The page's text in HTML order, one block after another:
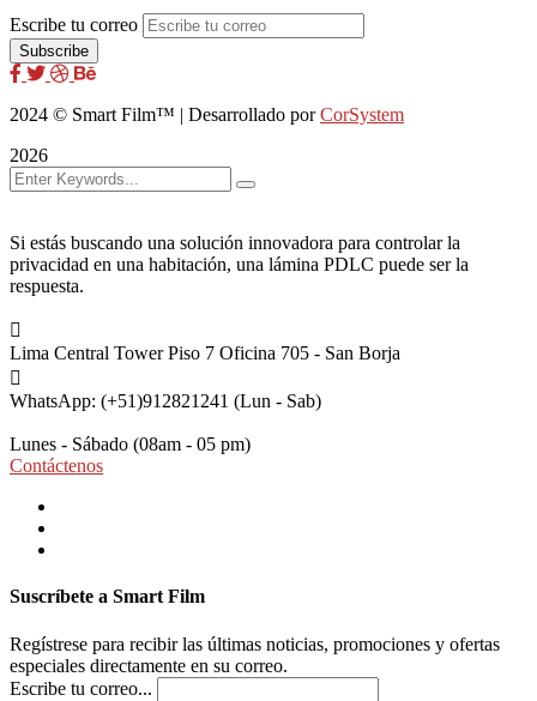
Escribe tu correo
2024 © Smart Film™ | Desarrollado porCorSystem
2026
Si estás buscando una solución innovadora para controlar la
privacidad en una habitación, una lámina PDLC puede ser la
respuesta.
Lima Central Tower Piso 7 Oficina 705 - San Borja
WhatsApp: (+51)912821241 (Lun - Sab)
Lunes - Sábado (08am - 05 pm)
Contáctenos
Suscríbete a Smart Film
Regístrese para recibir las últimas noticias, promociones y ofertas
especiales directamente en su correo.
Escribe tu correo...